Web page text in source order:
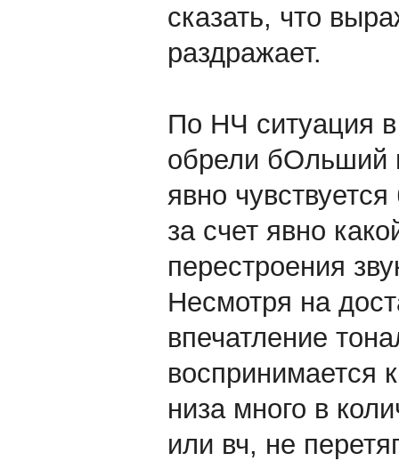
сказать, что
раздражает.
По НЧ ситуация
обрели бОльший
явно
за счет явно
перестроения
Несмотря на
впечатление
воспринимается
низа много в
или вч, не